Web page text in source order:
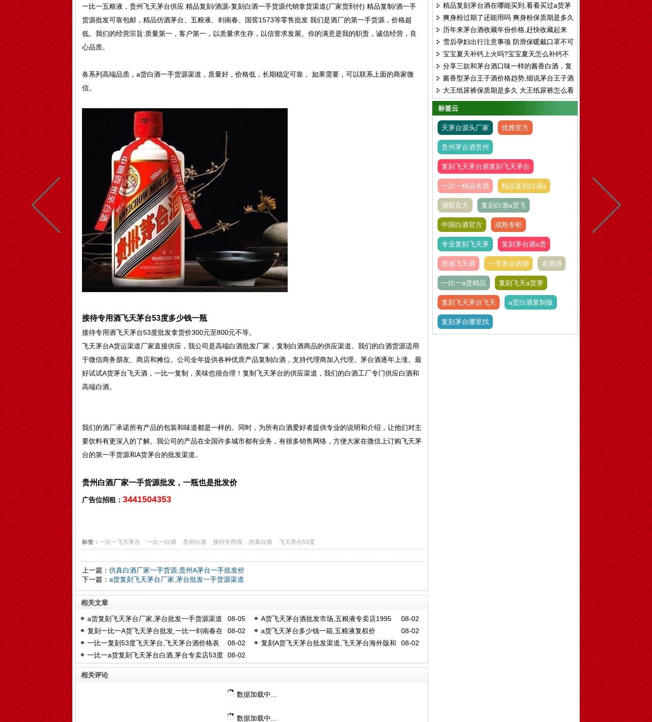
一比一五粮液，贵州飞天茅台供应 精品复刻/酒源-复刻白酒一手货源代销拿货渠道(厂家货到付) 精品复制/酒一手
货源批发可靠包邮，精品仿酒茅台、五粮液、剑南春、国窖1573等零售批发 我们是酒厂的第一手货源，价格超
低。我们的经营宗旨:质量第一，客户第一，以质量求生存，以信誉求发展。你的满意是我的职责，诚信经营，良
心品质。
各系列高端品质，a货白酒一手货源渠道，质量好，价格低，长期稳定可靠， 如果需要，可以联系上面的商家微
信。
接待专用酒飞天茅台53度多少钱一瓶
接待专用酒飞天茅台53度批发拿货价300元至800元不等。
飞天茅台A货运渠道厂家直接供应，我公司是高端白酒批发厂家， 复制白酒商品的供应渠道。我们的白酒货源适用
于微信商务朋友、商店和摊位。公司全年提供各种优质产品复制白酒，支持代理商加入代理。 茅台酒逐年上涨。最
好试试A货茅台飞天酒，一比一复制，美味也很合理！复制飞天茅台的供应渠道，我们的白酒工厂专门供应白酒和
高端白酒。
我们的酒厂承诺所有产品的包装和味道都是一样的。同时，为所有白酒爱好者提供专业的说明和介绍，让他们对主
要饮料有更深入的了解。我公司的产品在全国许多城市都有业务，有很多销售网络，方便大家在微信上订购飞天茅
台的第一手货源和A货茅台的批发渠道。
贵州白酒厂家一手货源批发，一瓶也是批发价
广告位招租： 3441504353
标签： 一比一飞天茅台 一比一白酒 贵州白酒 接待专用酒 仿真白酒 飞天茅台53度
上一篇： 仿真白酒厂家一手货源,贵州A茅台一手批发价
下一篇： a货复刻飞天茅台厂家,茅台批发一手货源渠道
相关文章
08-05
a货复刻飞天茅台厂家,茅台批发一手货源渠道 08-02
A货飞天茅台酒批发市场,五粮液专卖店1995
价格
08-02
复刻一比一A货飞天茅台批发,一比一剑南春在
哪买
08-02
a货飞天茅台多少钱一箱,五粮液复权价
08-02
一比一复刻53度飞天茅台,飞天茅台酒价格表
一览53度
08-02
复刻A货飞天茅台批发渠道,飞天茅台海外版和
08-02
一比一a货复刻飞天茅台白酒,茅台专卖店53度
的酒一瓶价格多少
相关评论
数据加载中...
数据加载中...
哪里买
精品复刻茅台酒在哪能买到,看看买过a货茅
台酒的客户评价
爽身粉过期了还能用吗 爽身粉保质期是多久
历年来茅台酒收藏年份价格,赶快收藏起来
啦!历年茅台酒收购价格
雪后孕妇出行注意事项 防滑保暖戴口罩不可
少
宝宝夏天补钙上火吗?宝宝夏天怎么补钙不
上火
分享三款和茅台酒口味一样的酱香白酒，复
刻白酒进货渠道
酱香型茅台王子酒价格趋势,细说茅台王子酒
酱香型白酒价格
大王纸尿裤保质期是多久 大王纸尿裤怎么看
生产日期
标签云
天茅台源头厂家 优雅官方
贵州茅台酒贵州
复刻飞天茅台酒复刻飞天茅台
一比一精品名酒 精品复刻白酒a
酒瓶官方 复刻白酒a货飞
中国白酒官方 成熟专柜
专业复刻飞天茅 复刻茅台酒a货
质感飞天酒 一手茅台酒酒 名酒酒
一比一a货精品 复刻飞天a货茅
复刻飞天茅台飞天 a货白酒复制版
复刻茅台哪里找